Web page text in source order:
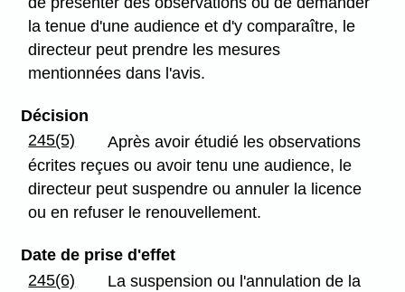
la tenue d'une audience et d'y comparaître, le
directeur peut prendre les mesures
mentionnées dans l'avis.
Décision
245(5)
Après avoir étudié les observations
écrites reçues ou avoir tenu une audience, le
directeur peut suspendre ou annuler la licence
ou en refuser le renouvellement.
Date de prise d'effet
245(6)
La suspension ou l'annulation de la